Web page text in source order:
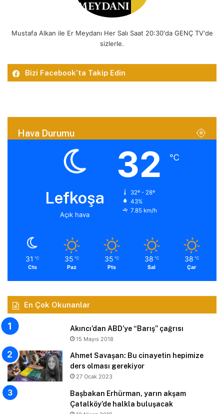
Mustafa Alkan ile Er Meydanı Her Salı Saat 20:30'da GENÇ TV'de
sizlerle.
Bizi Facebook’ta Takip Edin
Hava Durumu
Lefkoşa
Açık hava
32 ℃
32º - 28º
43%
7.85 km/h
31 ℃
Cts
35 ℃
Paz
35 ℃
Pts
38 ℃
Sal
38 ℃
Çar
En Çok Okunanlar
Akıncı’dan ABD’ye “Barış” çağrısı
15 Mayıs 2018
Ahmet Savaşan: Bu cinayetin hepimize
ders olması gerekiyor
27 Ocak 2023
Başbakan Erhürman, yarın akşam
Çatalköy’de halkla buluşacak